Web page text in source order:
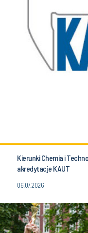
Kierunki Chemia i
akredytacje KAUT
06.07.2026